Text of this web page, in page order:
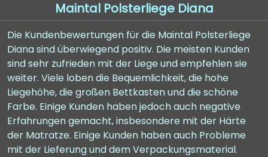
Maintal Polsterliege Diana
Die Kundenbewertungen für die Maintal Polsterliege
Diana sind überwiegend positiv. Die meisten Kunden
sind sehr zufrieden mit der Liege und empfehlen sie
weiter. Viele loben die Bequemlichkeit, die hohe
Liegehöhe, die großen Bettkasten und die schöne
Farbe. Einige Kunden haben jedoch auch negative
Erfahrungen gemacht, insbesondere mit der Härte
der Matratze. Einige Kunden haben auch Probleme
mit der Lieferung und dem Verpackungsmaterial.